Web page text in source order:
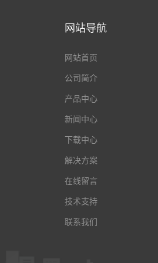
网站导航
网站首页
公司简介
产品中心
新闻中心
下载中心
解决方案
在线留言
技术支持
联系我们